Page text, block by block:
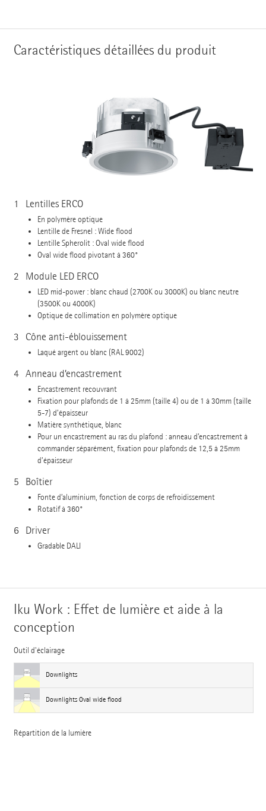
Caractéristiques détaillées du produit
1 Lentilles ERCO
En polymère optique
Lentille de Fresnel : Wide flood
Lentille Spherolit : Oval wide flood
Oval wide flood pivotant à 360°
2 Module LED ERCO
LED mid-power : blanc chaud (2700K ou 3000K) ou blanc neutre
(3500K ou 4000K)
Optique de collimation en polymère optique
3 Cône anti-éblouissement
Laqué argent ou blanc (RAL 9002)
4 Anneau d’encastrement
Encastrement recouvrant
Fixation pour plafonds de 1 à 25mm (taille 4) ou de 1 à 30mm (taille
5-7) d’épaisseur
Matière synthétique, blanc
Pour un encastrement au ras du plafond : anneau d’encastrement à
commander séparément, fixation pour plafonds de 12,5 à 25mm
d’épaisseur
5 Boîtier
Fonte d’aluminium, fonction de corps de refroidissement
Rotatif à 360°
6 Driver
Gradable DALI
Iku Work : Effet de lumière et aide à la
conception
Outil d'éclairage
Downlights
Downlights Oval wide flood
Répartition de la lumière